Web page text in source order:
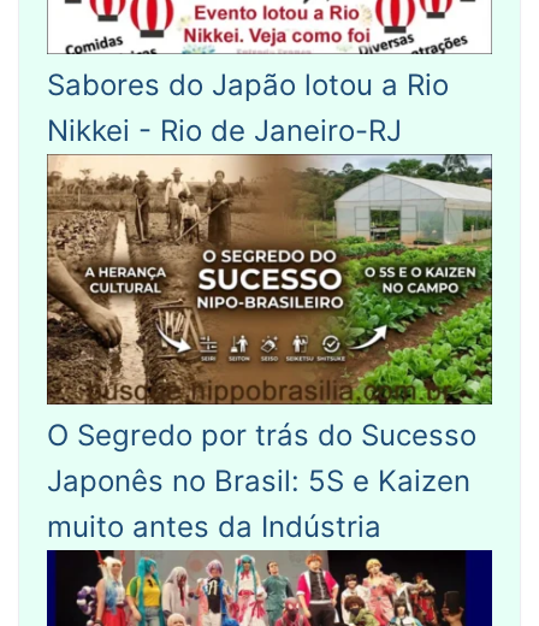
Sabores do Japão lotou a Rio
Nikkei - Rio de Janeiro-RJ
O Segredo por trás do Sucesso
Japonês no Brasil: 5S e Kaizen
muito antes da Indústria